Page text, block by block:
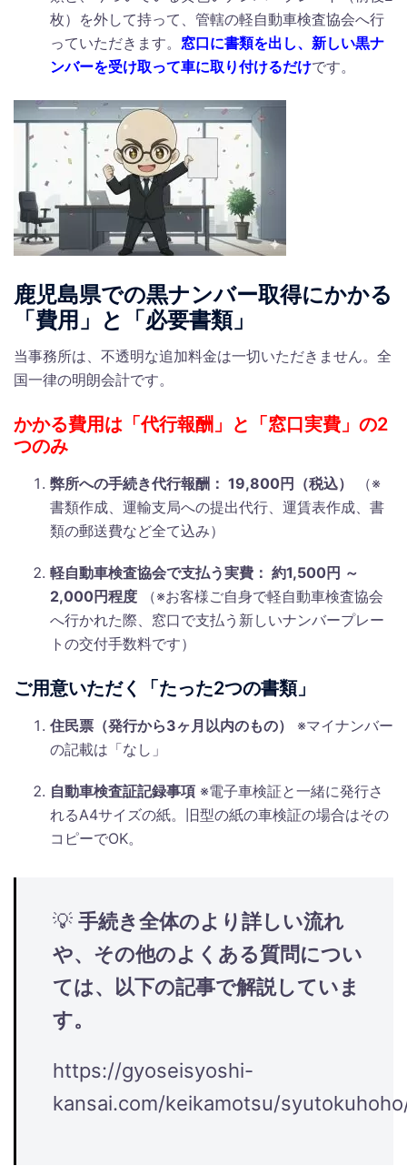
枚）を外して持って、管轄の軽自動車検査協会へ行
っていただきます。 窓口に書類を出し、新しい黒ナ
ンバーを受け取って車に取り付けるだけです。
鹿児島県での黒ナンバー取得にかかる
「費用」と「必要書類」
当事務所は、不透明な追加料金は一切いただきません。全
国一律の明朗会計です。
かかる費用は「代行報酬」と「窓口実費」の2
つのみ
弊所への手続き代行報酬： 19,800円（税込）
（※
書類作成、運輸支局への提出代行、運賃表作成、書
類の郵送費など全て込み）
軽自動車検査協会で支払う実費： 約1,500円 ～
2,000円程度 （※お客様ご自身で軽自動車検査協会
へ行かれた際、窓口で支払う新しいナンバープレー
トの交付手数料です）
ご用意いただく「たった2つの書類」
住民票（発行から3ヶ月以内のもの）
※マイナンバー
の記載は「なし」
自動車検査証記録事項 ※電子車検証と一緒に発行さ
れるA4サイズの紙。旧型の紙の車検証の場合はその
コピーでOK。
💡 手続き全体のより詳しい流れ
や、その他のよくある質問につい
ては、以下の記事で解説していま
す。
https://gyoseisyoshi-
kansai.com/keikamotsu/